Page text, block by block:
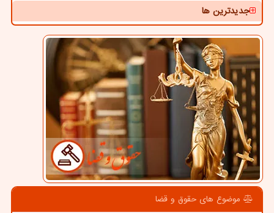
جدیدترین ها
موضوع های حقوق و قضا